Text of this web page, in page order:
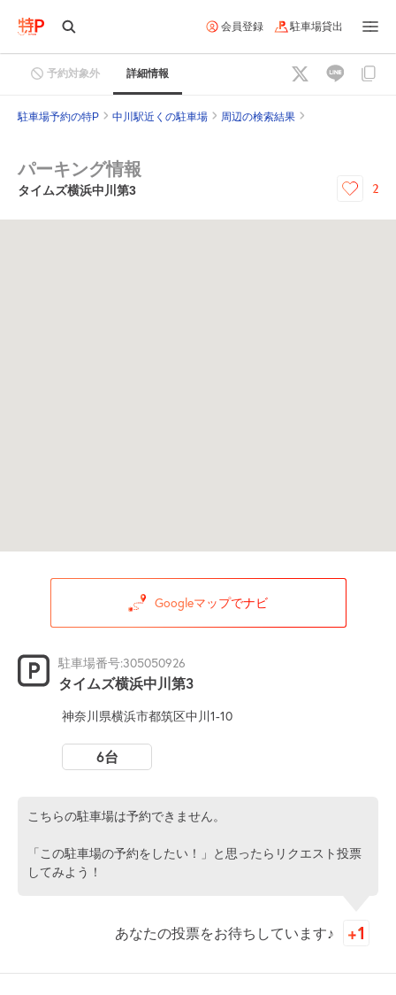
会員登録 駐車場貸出
予約対象外 詳細情報
駐車場予約の特P 中川駅近くの駐車場 周辺の検索結果
パーキング情報
タイムズ横浜中川第3 2
Googleマップでナビ
駐車場番号:305050926
タイムズ横浜中川第3
神奈川県横浜市都筑区中川1-10
6台
こちらの駐車場は予約できません。
「この駐車場の予約をしたい！」と思ったらリクエスト投票
してみよう！
あなたの投票をお待ちしています♪